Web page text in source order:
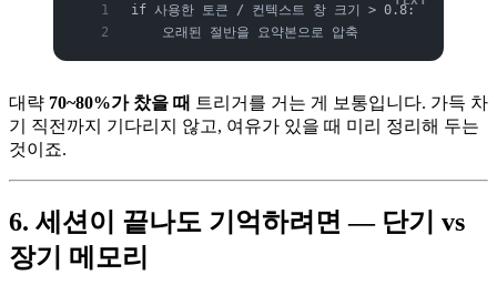
if 사용한 토큰 / 컨텍스트 창 크기 > 0.8:
    오래된 절반을 요약본으로 압축
대략 70~80%가 찼을 때 트리거를 거는 게 보통입니다. 가득 차
기 직전까지 기다리지 않고, 여유가 있을 때 미리 정리해 두는
것이죠.
6. 세션이 끝나도 기억하려면 — 단기 vs
장기 메모리